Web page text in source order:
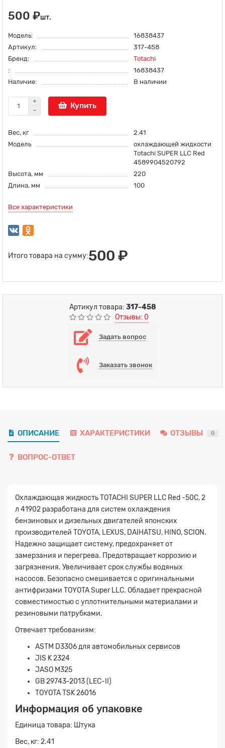
500 ₽шт.
Модель:
16838437
Артикул:
317-458
Бренд:
Totachi
:
16838437
Наличие:
В наличии
Купить
Вес, кг
2.41
Модель
охлаждающей жидкости
Totachi SUPER LLC Red
4589904520792
Высота, мм
220
Длина, мм
100
Все характеристики
Итого товара на сумму:500 ₽
Артикул товара: 317-458
Отзывы: 0
Задать вопрос
Заказать звонок
ОПИСАНИЕ ХАРАКТЕРИСТИКИ ОТЗЫВЫ 0
ВОПРОС-ОТВЕТ
Охлаждающая жидкость TOTACHI SUPER LLC Red -50C, 2
л 41902 разработана для систем охлаждения
бензиновых и дизельных двигателей японских
производителей TOYOTA, LEXUS, DAIHATSU, HINO, SCION.
Надежно защищает систему, предохраняет от
замерзания и перегрева. Предотвращает коррозию и
загрязнения. Увеличивает срок службы водяных
насосов. Безопасно смешивается с оригинальными
антифризами TOYOTA Super LLC. Обладает прекрасной
совместимостью с уплотнительными материалами и
резиновыми патрубками.
Отвечает требованиям:
ASTM D3306 для автомобильных сервисов
JIS K 2324
JASO M325
GB 29743-2013 (LEC-II)
TOYOTA TSK 26016
Информация об упаковке
Единица товара: Штука
Вес, кг: 2.41
Заявка на расчет